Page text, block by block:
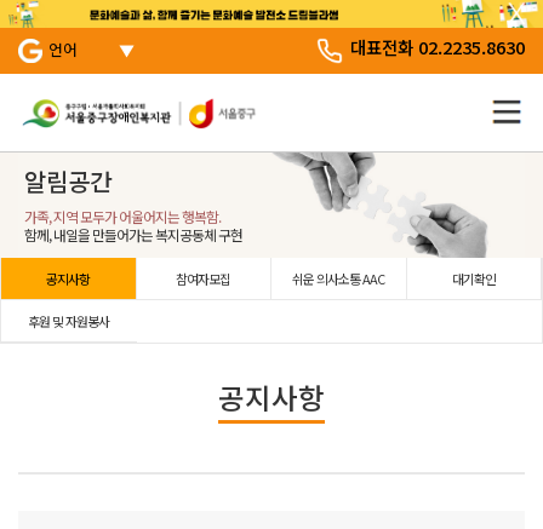
본문 바로 가기
서브 메뉴 바로가기
주 메뉴 바로 가기
언어 대표전화 02.2235.8630
알림공간
가족, 지역 모두가 어울어지는 행복함.
함께, 내일을 만들어가는 복지공동체 구현
공지사항 참여자모집 쉬운 의사소통 AAC 대기확인
후원 및 자원봉사
공지사항